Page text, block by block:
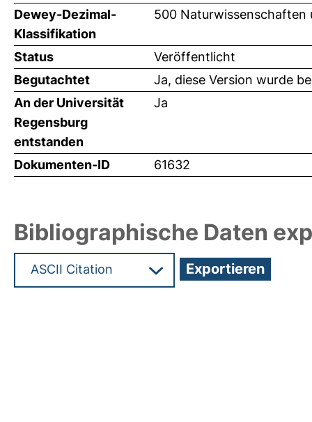
Dewey-Dezimal-
Klassifikation
500 Naturwissenschaften
Status
Veröffentlicht
Begutachtet
Ja, diese Version wurde
An der Universität
Regensburg
entstanden
Ja
Dokumenten-ID 61632
Bibliographische Daten